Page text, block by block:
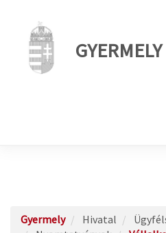
GYERMELY
Gyermely Hivatal